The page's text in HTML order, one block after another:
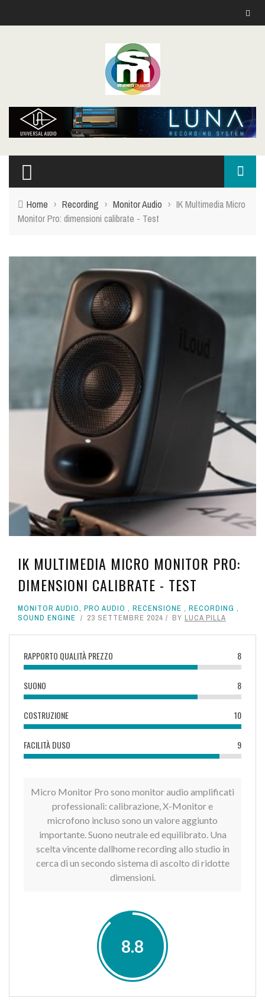
Home › Recording › Monitor Audio › IK Multimedia Micro
Monitor Pro: dimensioni calibrate - Test
IK MULTIMEDIA MICRO MONITOR PRO:
DIMENSIONI CALIBRATE - TEST
MONITOR AUDIO, PRO AUDIO , RECENSIONE , RECORDING ,
SOUND ENGINE
23 SETTEMBRE 2024 BY LUCA PILLA
RAPPORTO QUALITÀ PREZZO 8
SUONO 8
COSTRUZIONE 10
FACILITÀ DUSO 9
Micro Monitor Pro sono monitor audio amplificati
professionali: calibrazione, X-Monitor e
microfono incluso sono un valore aggiunto
importante. Suono neutrale ed equilibrato. Una
scelta vincente dallhome recording allo studio in
cerca di un secondo sistema di ascolto di ridotte
dimensioni.
8.8